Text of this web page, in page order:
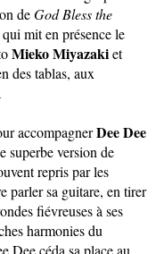
deGod Bless the
mit en présence le
Mieko Miyazakiet
des tablas, aux
accompagnerDee Dee
superbe version de
repris par les
parler sa guitare, en tirer
fiévreuses à ses
harmonies du
Dee céda sa place au